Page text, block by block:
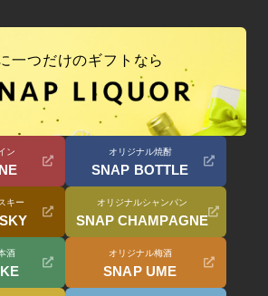
一つだけのギフトなら
ン オリジナル焼酎
SNAP BOTTLE
キー オリジナルシャンパン
SNAP CHAMPAGNE
酒 オリジナル梅酒
SNAP UME